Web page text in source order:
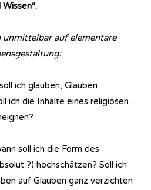
unmittelbar auf elementare
ich glauben, Glauben
ich die Inhalte eines religiösen
soll ich die Form des
?) hochschätzen? Soll ich
auf Glauben ganz verzichten